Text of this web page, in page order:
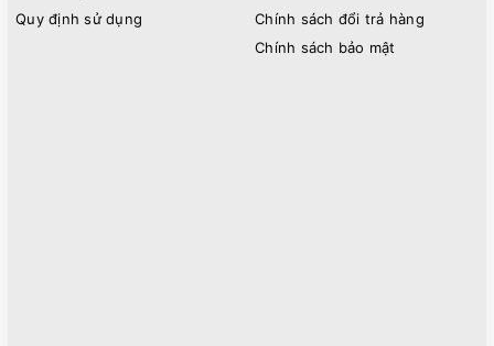
Quy định sử dụng
Chính sách đổi trả hàng
Chính sách bảo mật